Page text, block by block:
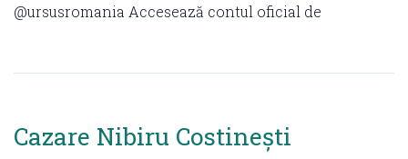
@ursusromania Accesează contul oficial de
Cazare Nibiru Costinești